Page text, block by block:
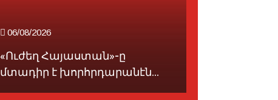
06/08/2026
«Ուժեղ Հայաստան»-ը
մտադիր է խորհրդարանէն...